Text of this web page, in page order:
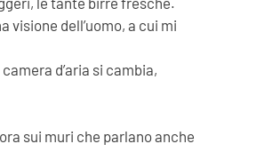
visione dell’uomo, a cui mi
d’aria si cambia,
sui muri che parlano anche